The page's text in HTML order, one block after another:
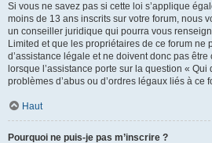
Si vous ne savez pas si cette loi s’applique
moins de 13 ans inscrits sur votre forum, nous
un conseiller juridique qui pourra vous
Limited et que les propriétaires de ce forum ne
d’assistance légale et ne doivent donc pas
lorsque l’assistance porte sur la question «
problèmes d’abus ou d’ordres légaux liés à ce
Haut
Pourquoi ne puis-je pas m’inscrire ?